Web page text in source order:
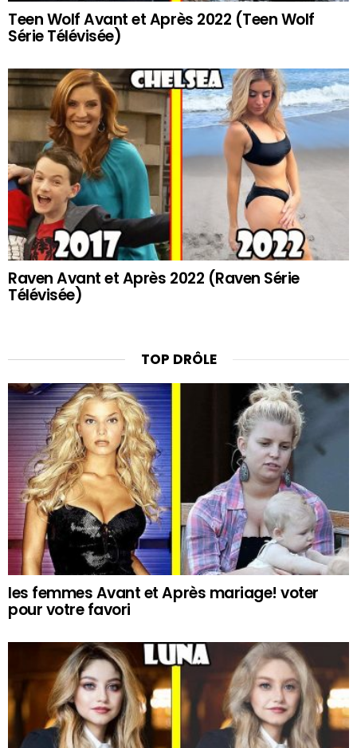
Teen Wolf Avant et Après 2022 (Teen Wolf
Série Télévisée)
Raven Avant et Après 2022 (Raven Série
Télévisée)
TOP DRÔLE
les femmes Avant et Après mariage! voter
pour votre favori